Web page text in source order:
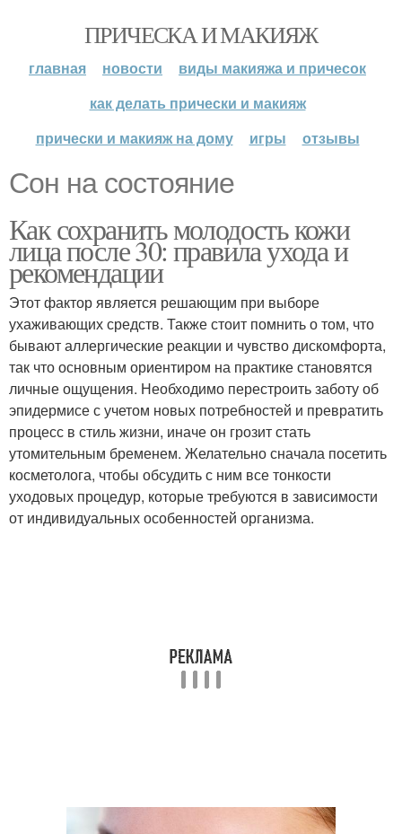
ПРИЧЕСКА И МАКИЯЖ
главная новости
виды макияжа и причесок
как делать прически и макияж
прически и макияж на дому
игры отзывы
Сон на состояние
Как сохранить молодость кожи
лица после 30: правила ухода и
рекомендации
Этот фактор является решающим при выборе
ухаживающих средств. Также стоит помнить о том, что
бывают аллергические реакции и чувство дискомфорта,
так что основным ориентиром на практике становятся
личные ощущения. Необходимо перестроить заботу об
эпидермисе с учетом новых потребностей и превратить
процесс в стиль жизни, иначе он грозит стать
утомительным бременем. Желательно сначала посетить
косметолога, чтобы обсудить с ним все тонкости
уходовых процедур, которые требуются в зависимости
от индивидуальных особенностей организма.